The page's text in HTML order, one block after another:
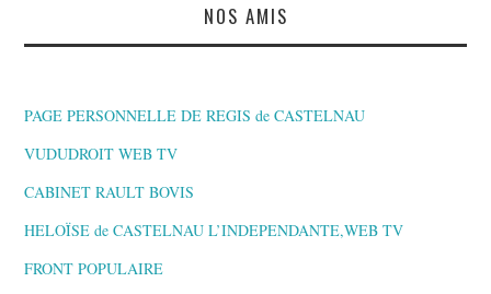
NOS AMIS
PAGE PERSONNELLE DE REGIS de CASTELNAU
VUDUDROIT WEB TV
CABINET RAULT BOVIS
HELOÏSE de CASTELNAU L’INDEPENDANTE,WEB TV
FRONT POPULAIRE